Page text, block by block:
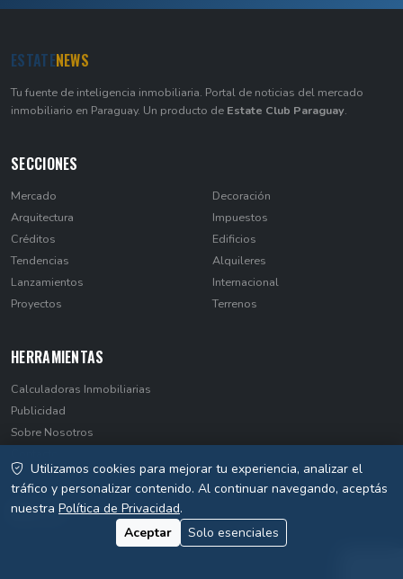
ESTATENEWS
Tu fuente de inteligencia inmobiliaria. Portal de noticias del mercado
inmobiliario en Paraguay. Un producto de Estate Club Paraguay.
SECCIONES
Mercado
Arquitectura
Créditos
Tendencias
Lanzamientos
Proyectos
Decoración
Impuestos
Edificios
Alquileres
Internacional
Terrenos
HERRAMIENTAS
Calculadoras Inmobiliarias
Publicidad
Sobre Nosotros
Privacidad
Utilizamos cookies para mejorar tu experiencia, analizar el
tráfico y personalizar contenido. Al continuar navegando, aceptás
nuestra Política de Privacidad.
Aceptar
Solo esenciales